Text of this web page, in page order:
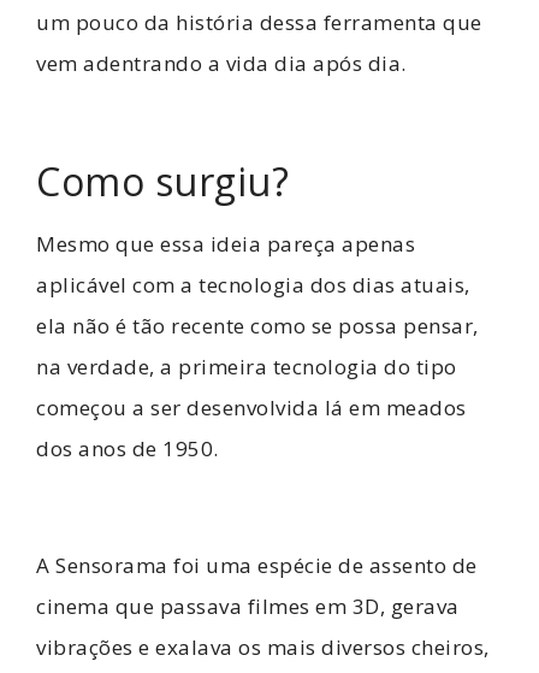
um pouco da história dessa ferramenta que
vem adentrando a vida dia após dia.
Como surgiu?
Mesmo que essa ideia pareça apenas
aplicável com a tecnologia dos dias atuais,
ela não é tão recente como se possa pensar,
na verdade, a primeira tecnologia do tipo
começou a ser desenvolvida lá em meados
dos anos de 1950.
A Sensorama foi uma espécie de assento de
cinema que passava filmes em 3D, gerava
vibrações e exalava os mais diversos cheiros,